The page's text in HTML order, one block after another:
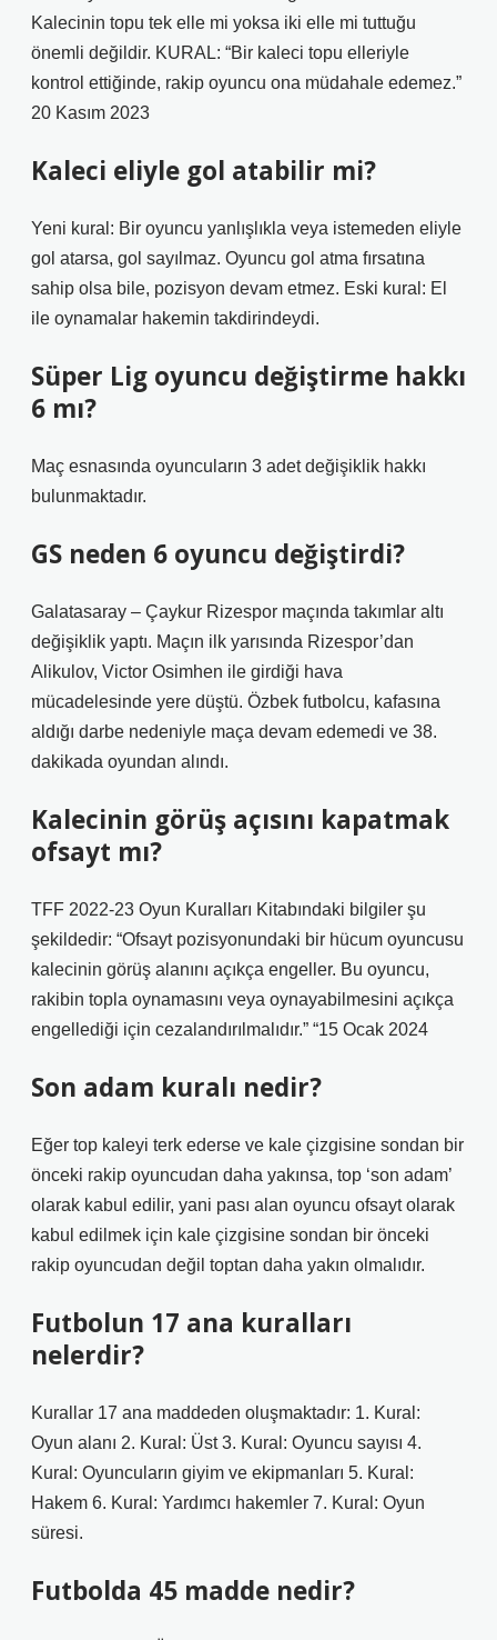
Kalecinin topu tek elle mi yoksa iki elle mi tuttuğu
önemli değildir. KURAL: “Bir kaleci topu elleriyle
kontrol ettiğinde, rakip oyuncu ona müdahale edemez.”
20 Kasım 2023
Kaleci eliyle gol atabilir mi?
Yeni kural: Bir oyuncu yanlışlıkla veya istemeden eliyle
gol atarsa, gol sayılmaz. Oyuncu gol atma fırsatına
sahip olsa bile, pozisyon devam etmez. Eski kural: El
ile oynamalar hakemin takdirindeydi.
Süper Lig oyuncu değiştirme hakkı
6 mı?
Maç esnasında oyuncuların 3 adet değişiklik hakkı
bulunmaktadır.
GS neden 6 oyuncu değiştirdi?
Galatasaray – Çaykur Rizespor maçında takımlar altı
değişiklik yaptı. Maçın ilk yarısında Rizespor’dan
Alikulov, Victor Osimhen ile girdiği hava
mücadelesinde yere düştü. Özbek futbolcu, kafasına
aldığı darbe nedeniyle maça devam edemedi ve 38.
dakikada oyundan alındı.
Kalecinin görüş açısını kapatmak
ofsayt mı?
TFF 2022-23 Oyun Kuralları Kitabındaki bilgiler şu
şekildedir: “Ofsayt pozisyonundaki bir hücum oyuncusu
kalecinin görüş alanını açıkça engeller. Bu oyuncu,
rakibin topla oynamasını veya oynayabilmesini açıkça
engellediği için cezalandırılmalıdır.” “15 Ocak 2024
Son adam kuralı nedir?
Eğer top kaleyi terk ederse ve kale çizgisine sondan bir
önceki rakip oyuncudan daha yakınsa, top ‘son adam’
olarak kabul edilir, yani pası alan oyuncu ofsayt olarak
kabul edilmek için kale çizgisine sondan bir önceki
rakip oyuncudan değil toptan daha yakın olmalıdır.
Futbolun 17 ana kuralları
nelerdir?
Kurallar 17 ana maddeden oluşmaktadır: 1. Kural:
Oyun alanı 2. Kural: Üst 3. Kural: Oyuncu sayısı 4.
Kural: Oyuncuların giyim ve ekipmanları 5. Kural:
Hakem 6. Kural: Yardımcı hakemler 7. Kural: Oyun
süresi.
Futbolda 45 madde nedir?